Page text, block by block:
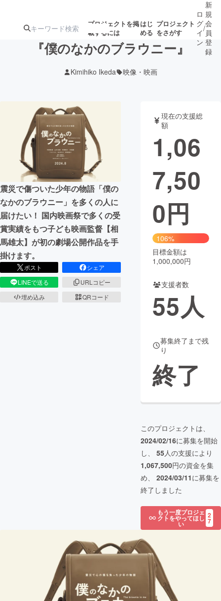
プロジェクトを掲
載するには
はじ
める
プロジェクト
をさがす
アート・写真
テクノロジー・ガジェット ゲーム・サ
映像・映画 書籍・雑誌
ビジネス・起業 チャレンジ
まちづくり・地域活性化
CAMPFIRE for Social Good
CAMPFIREふるさと納税
コミュニティ
ロ
グ
イ
ン
/
新
規
会
員
登
録
『僕のなかのブラウニー』
Kimihiko Ikeda 映像・映画
震災で傷ついた少年の物語「僕の
なかのブラウニー」を多くの人に
届けたい！ 国内映画祭で多くの受
賞実績をもつ子ども映画監督【相
馬雄太】が初の劇場公開作品を手
掛けます。
ポスト
シェア
LINEで送る
URLコピー
埋め込み
QRコード
現在の支援総
額
1,06
7,50
0円
106%
目標金額は
1,000,000円
支援者数
55人
募集終了まで残
り
終了
このプロジェクトは、
2024/02/16に募集を開始
し、 55人の支援により
1,067,500円の資金を集
め、 2024/03/11に募集を
終了しました
もう一度プロジェ
クトをやってほし
い
2
7